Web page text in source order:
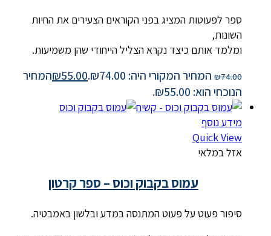
ספר לפעוטות המציג בפני הקוראים הצעירים את החיות
השונות,
ומלמד אותם כיצד נקרא הצליל הייחודי שהן משמיעות.
₪74.00 המחיר המקורי היה: ₪74.00. ₪55.00
המחיר
הנוכחי הוא: ₪55.00.
מידע נוסף
Quick View
אזל במלאי
עמוס בקבוק וכוס – ספר קרטון
סיפור פעוט על פעוט המתנסה במדע ובלשון באמבטיה.